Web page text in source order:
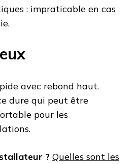
: impraticable en cas
avec rebond haut.
dure qui peut être
pour les
? Quelles sont les